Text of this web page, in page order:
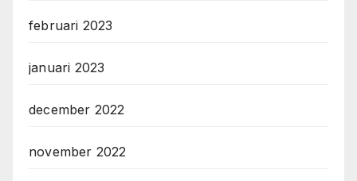
februari 2023
januari 2023
december 2022
november 2022